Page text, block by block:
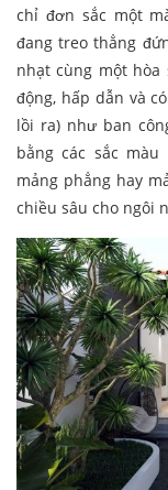
chỉ đơn sắc một
đang treo thẳng
nhạt cùng một
động, hấp dẫn và
lồi ra) như ban
bằng các sắc
mảng phẳng hay
chiều sâu cho ngôi